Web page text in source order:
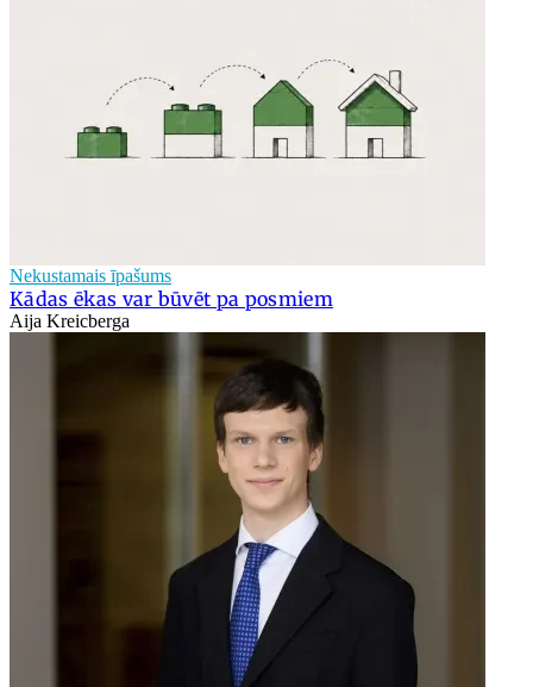
Nekustamais īpašums
Kādas ēkas var būvēt pa posmiem
Aija Kreicberga